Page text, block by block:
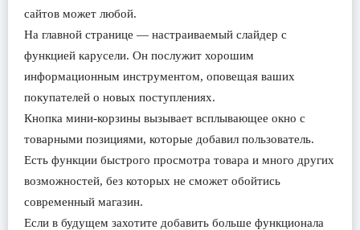
сайтов может любой.
На главной странице — настраиваемый слайдер с
функцией карусели. Он послужит хорошим
информационным инструментом, оповещая ваших
покупателей о новых поступлениях.
Кнопка мини-корзины вызывает всплывающее окно с
товарными позициями, которые добавил пользователь.
Есть функции быстрого просмотра товара и много других
возможностей, без которых не сможет обойтись
современный магазин.
Если в будущем захотите добавить больше функционала